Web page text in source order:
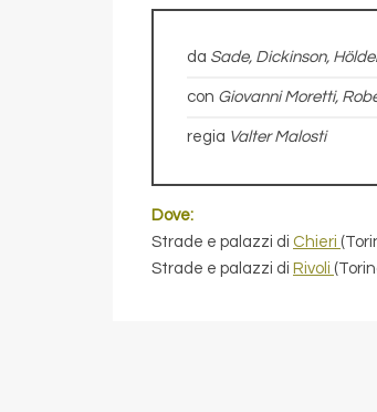
da Sade, Dickinson,
con Giovanni Moretti,
regia Valter Malosti
Dove:
Strade e palazzi di Chieri
Strade e palazzi di Rivoli